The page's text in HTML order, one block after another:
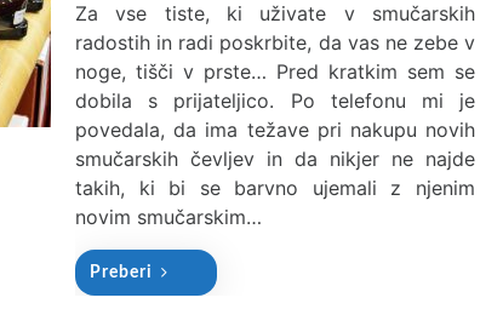
t
e
d
o
Za vse tiste, ki uživate v smučarskih
radostih in radi poskrbite, da vas ne zebe v
noge, tišči v prste… Pred kratkim sem se
dobila s prijateljico. Po telefonu mi je
povedala, da ima težave pri nakupu novih
smučarskih čevljev in da nikjer ne najde
takih, ki bi se barvno ujemali z njenim
novim smučarskim…
Preberi